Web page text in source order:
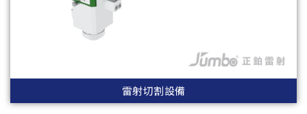
雷射切割設備